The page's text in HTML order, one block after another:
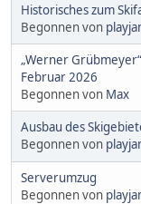
Historisches zum
Begonnen von
„Werner
Februar 2026
Begonnen von Max
Ausbau des
Begonnen von
Serverumzug
Begonnen von